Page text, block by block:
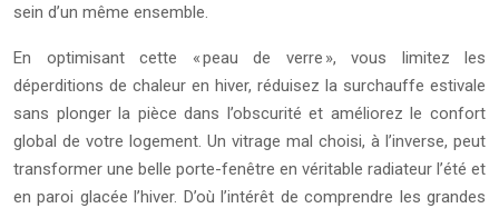
sein d’un même ensemble.
En optimisant cette « peau de verre », vous limitez les
déperditions de chaleur en hiver, réduisez la surchauffe estivale
sans plonger la pièce dans l’obscurité et améliorez le confort
global de votre logement. Un vitrage mal choisi, à l’inverse, peut
transformer une belle porte-fenêtre en véritable radiateur l’été et
en paroi glacée l’hiver. D’où l’intérêt de comprendre les grandes